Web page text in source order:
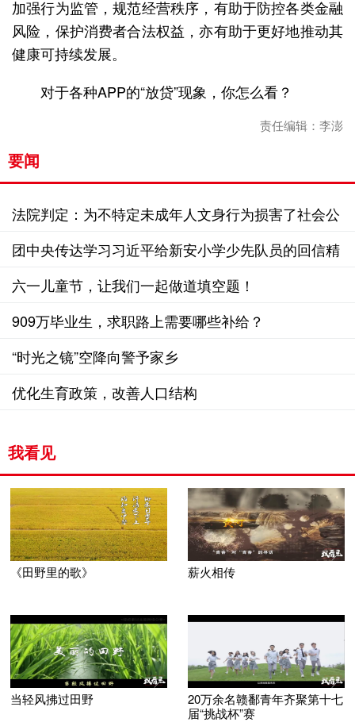
加强行为监管，规范经营秩序，有助于防控各类金融
风险，保护消费者合法权益，亦有助于更好地推动其
健康可持续发展。
对于各种APP的“放贷”现象，你怎么看？
责任编辑：李澎
要闻
法院判定：为不特定未成年人文身行为损害了社会公
共利益
团中央传达学习习近平给新安小学少先队员的回信精
神
六一儿童节，让我们一起做道填空题！
909万毕业生，求职路上需要哪些补给？
“时光之镜”空降向警予家乡
优化生育政策，改善人口结构
我看见
《田野里的歌》 薪火相传
当轻风拂过田野
20万余名赣鄱青年齐聚第十七
届“挑战杯”赛